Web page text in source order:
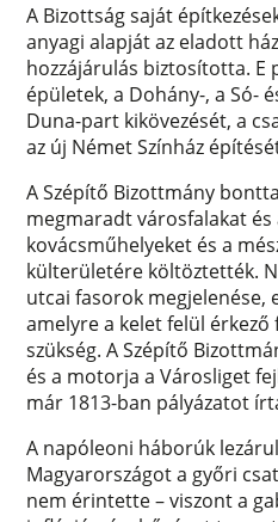
A Bizottság saját
anyagi alapját az eladott
hozzájárulás biztosította. E
épületek, a Dohány-, a Só-
Duna-part kikövezését, a
az új Német Színház
A Szépítő Bizottmány
megmaradt városfalakat és
kovácsműhelyeket és a
külterületére költöztették.
utcai fasorok megjelenése,
amelyre a kelet felül
szükség. A Szépítő
és a motorja a Városliget
már 1813-ban pályázatot
A napóleoni háborúk
Magyarországot a győri
nem érintette – viszont a